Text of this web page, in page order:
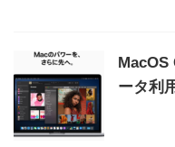
MacOS
ータ利